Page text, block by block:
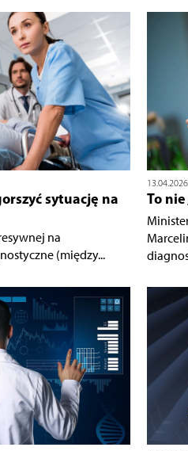
sytuację na
na
(między...
13.04.2026
To